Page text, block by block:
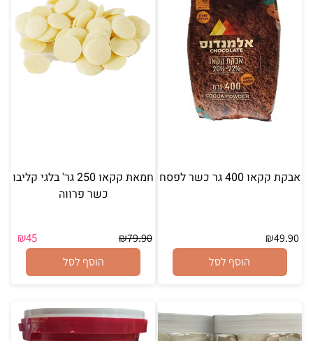
אבקת קקאו 400 גר כשר לפסח
₪49.90
הוסף לסל
חמאת קקאו 250 גר' בלגי קליבו
כשר פרווה
₪79.90
₪45
הוסף לסל